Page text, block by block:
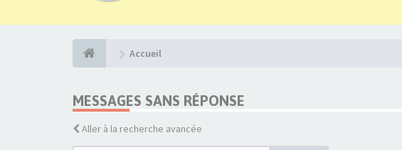
Accueil
MESSAGES SANS RÉPONSE
Aller à la recherche avancée